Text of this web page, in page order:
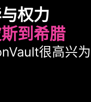
权力
到希腊
很高兴